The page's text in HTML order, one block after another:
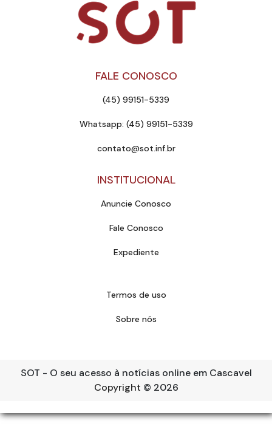
FALE CONOSCO
(45) 99151-5339
Whatsapp: (45) 99151-5339
contato@sot.inf.br
INSTITUCIONAL
Anuncie Conosco
Fale Conosco
Expediente
Termos de uso
Sobre nós
SOT - O seu acesso à notícias online em Cascavel
Copyright © 2026